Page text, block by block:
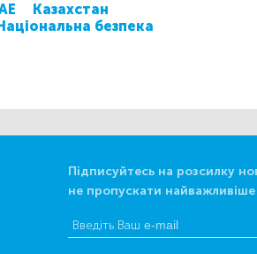
Казахстан
безпека
Підписуйтесь на розсилку
не пропускати найважливіше